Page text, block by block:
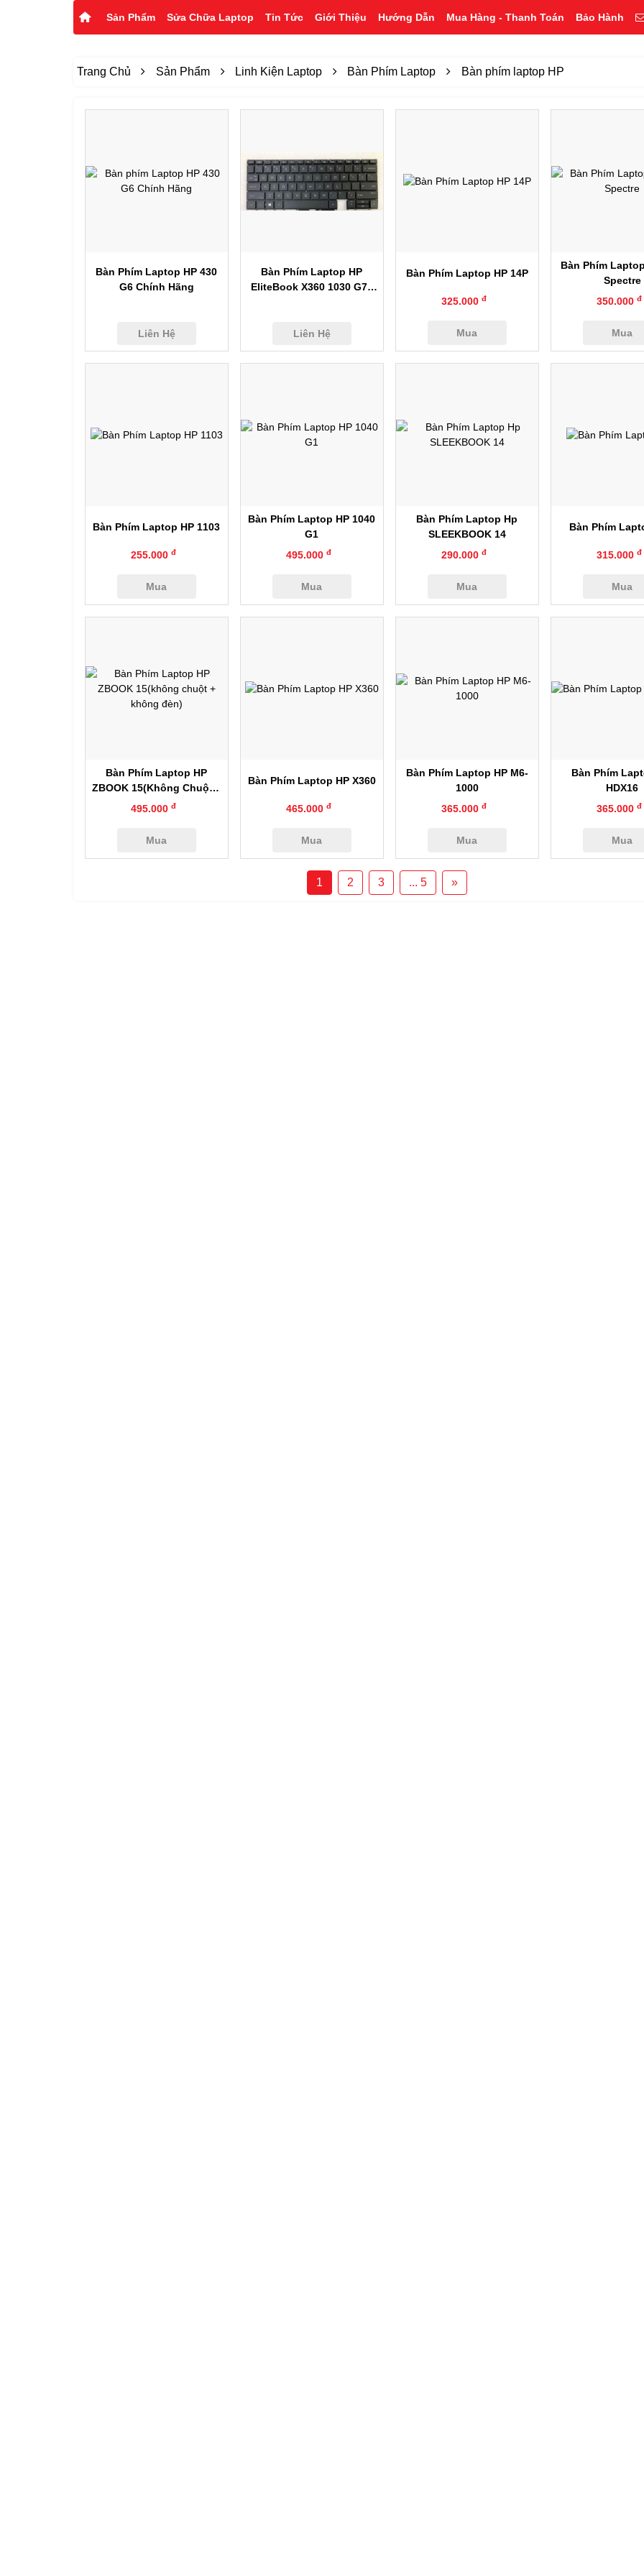
Sản Phẩm Sửa Chữa Laptop Tin Tức Giới Thiệu Hướng Dẫn Mua Hàng - Thanh Toán Bảo Hành
Trang Chủ Sản Phẩm Linh Kiện Laptop Bàn Phím Laptop Bàn phím laptop HP
Bàn Phím Laptop HP 430
G6 Chính Hãng
Liên Hệ
Xem nhanh
Bàn Phím Laptop HP
EliteBook X360 1030 G7 /
Liên Hệ
Xem nhanh
Bàn Phím Laptop HP 14P
325.000đ
Mua
Bàn Phím
Spectre
350.000đ
Mua
Xem
Bàn Phím Laptop HP 1103
255.000đ
Mua
Bàn Phím Laptop HP 1040
G1
495.000đ
Mua
Xem nhanh
Bàn Phím Laptop Hp
SLEEKBOOK 14
290.000đ
Mua
Xem nhanh
Bàn Phím
315.000đ
Mua
Bàn Phím Laptop HP
ZBOOK 15(không Chuột +
Không Đèn)
495.000đ
Mua
Xem nhanh
Bàn Phím Laptop HP X360
465.000đ
Mua
Bàn Phím Laptop HP M6-
1000
365.000đ
Mua
Xem nhanh
Bàn Phím
HDX16
365.000đ
Mua
Xem
1 2 3 ... 5 »